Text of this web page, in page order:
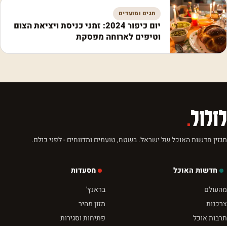
חגים ומועדים
יום כיפור 2024: זמני כניסת ויציאת הצום
וטיפים לארוחה מפסקת
לזלול.
מגזין חדשות האוכל של ישראל. בשטח, טועמים ומדווחים - לפני כולם.
חדשות האוכל
מהעולם
צרכנות
תרבות אוכל
מסעדות
בראנץ'
מזון מהיר
פתיחות וסגירות